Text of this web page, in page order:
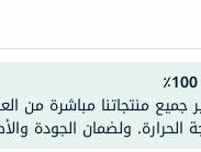
جميع منتجاتنا مباشرة من
ولضمان الجودة